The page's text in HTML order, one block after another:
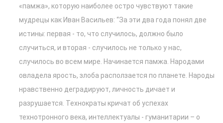
«памжа», которую наиболее остро чувствуют такие
мудрецы как Иван Васильев: “За эти два года понял две
истины: первая - то, что случилось, должно было
случиться, и вторая - случилось не только у нас,
случилось во всем мире. Начинается памжа. Народами
овладела ярость, злоба расползается по планете. Народы
нравственно деградируют, личность дичает и
разрушается. Технократы кричат об успехах
технотронного века, интеллектуалы - гуманитарии – о